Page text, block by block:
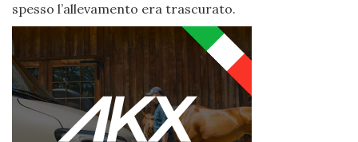
spesso l’allevamento era trascurato.